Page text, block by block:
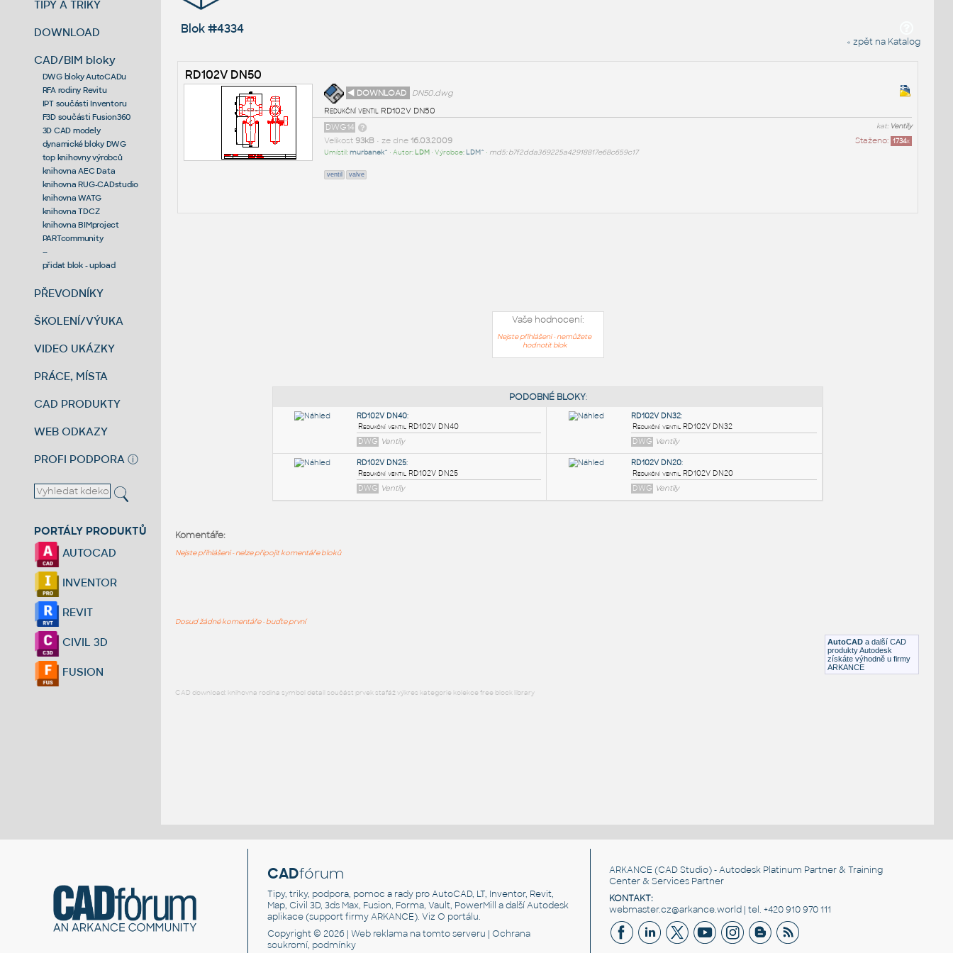
TIPY A TRIKY
DOWNLOAD
CAD/BIM bloky
DWG bloky AutoCADu
RFA rodiny Revitu
IPT součásti Inventoru
F3D součásti Fusion360
3D CAD modely
dynamické bloky DWG
top knihovny výrobců
knihovna AEC Data
knihovna RUG-CADstudio
knihovna WATG
knihovna TDCZ
knihovna BIMproject
PARTcommunity
--
přidat blok - upload
PŘEVODNÍKY
ŠKOLENÍ/VÝUKA
VIDEO UKÁZKY
PRÁCE, MÍSTA
CAD PRODUKTY
WEB ODKAZY
PROFI PODPORA ⓘ
PORTÁLY PRODUKTŮ
AUTOCAD
INVENTOR
REVIT
CIVIL 3D
FUSION
Blok #4334
« zpět na Katalog
RD102V DN50
◄ DOWNLOAD
DN50.dwg
Redukční ventil RD102V DN50
kat: Ventily
DWG14
Staženo: 1734x
Velikost 93kB• ze dne 16.03.2009
Umístil:murbanek^ • Autor: LDM• Výrobce: LDM^ • md5: b7f2dda369225a42918817e68c659c17
ventil valve
Vaše hodnocení:
Nejste přihlášeni - nemůžete
hodnotit blok
AutoCAD a další CAD
produkty Autodesk
získáte výhodně u firmy
ARKANCE
Komentáře:
Nejste přihlášeni - nelze připojit komentáře bloků
Dosud žádné komentáře - buďte první
CAD download: knihovna rodina symbol detail součást prvek stafáž výkres kategorie kolekce free block library
CADfórum
Tipy, triky, podpora, pomoc a rady pro AutoCAD, LT, Inventor, Revit,
Map, Civil 3D, 3ds Max, Fusion, Forma, Vault, PowerMill a další Autodesk
aplikace (support firmy ARKANCE). VizO portálu.
Copyright © 2026 |Web reklama na tomto serveru |Ochrana
soukromí, podmínky
ARKANCE (CAD Studio) - Autodesk Platinum Partner & Training
Center & Services Partner
KONTAKT:
webmaster.cz@arkance.world | tel. +420 910 970 111